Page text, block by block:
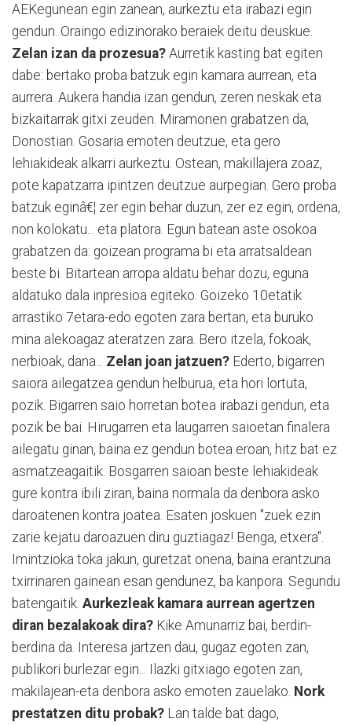
AEKegunean egin zanean, aurkeztu eta irabazi egin
gendun. Oraingo edizinorako beraiek deitu deuskue.
Zelan izan da prozesua? Aurretik kasting bat egiten
dabe: bertako proba batzuk egin kamara aurrean, eta
aurrera. Aukera handia izan gendun, zeren neskak eta
bizkaitarrak gitxi zeuden. Miramonen grabatzen da,
Donostian. Gosaria emoten deutzue, eta gero
lehiakideak alkarri aurkeztu. Ostean, makillajera zoaz,
pote kapatzarra ipintzen deutzue aurpegian. Gero proba
batzuk eginâ€¦ zer egin behar duzun, zer ez egin, ordena,
non kolokatu... eta platora. Egun batean aste osokoa
grabatzen da: goizean programa bi eta arratsaldean
beste bi. Bitartean arropa aldatu behar dozu, eguna
aldatuko dala inpresioa egiteko. Goizeko 10etatik
arrastiko 7etara-edo egoten zara bertan, eta buruko
mina alekoagaz ateratzen zara. Bero itzela, fokoak,
nerbioak, dana... Zelan joan jatzuen? Ederto, bigarren
saiora ailegatzea gendun helburua, eta hori lortuta,
pozik. Bigarren saio horretan botea irabazi gendun, eta
pozik be bai. Hirugarren eta laugarren saioetan finalera
ailegatu ginan, baina ez gendun botea eroan, hitz bat ez
asmatzeagaitik. Bosgarren saioan beste lehiakideak
gure kontra ibili ziran, baina normala da denbora asko
daroatenen kontra joatea. Esaten joskuen "zuek ezin
zarie kejatu daroazuen diru guztiagaz! Benga, etxera".
Imintzioka toka jakun, guretzat onena, baina erantzuna
txirrinaren gainean esan gendunez, ba kanpora. Segundu
batengaitik. Aurkezleak kamara aurrean agertzen
diran bezalakoak dira? Kike Amunarriz bai, berdin-
berdina da. Interesa jartzen dau, gugaz egoten zan,
publikori burlezar egin... Ilazki gitxiago egoten zan,
makilajean-eta denbora asko emoten zauelako. Nork
prestatzen ditu probak? Lan talde bat dago,